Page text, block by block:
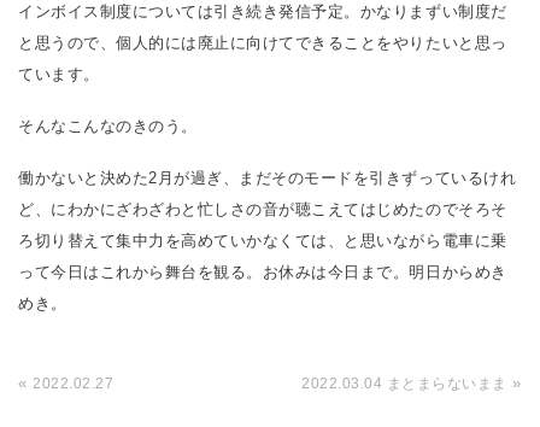
インボイス制度については引き続き発信予定。かなりまずい制度だ
と思うので、個人的には廃止に向けてできることをやりたいと思っ
ています。
そんなこんなのきのう。
働かないと決めた2月が過ぎ、まだそのモードを引きずっているけれ
ど、にわかにざわざわと忙しさの音が聴こえてはじめたのでそろそ
ろ切り替えて集中力を高めていかなくては、と思いながら電車に乗
って今日はこれから舞台を観る。お休みは今日まで。明日からめき
めき。
« 2022.02.27 2022.03.04 まとまらないまま »